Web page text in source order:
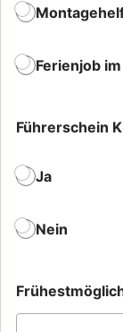
Ferienjob
r
s
h
e
Führerschein
Ja
Nein